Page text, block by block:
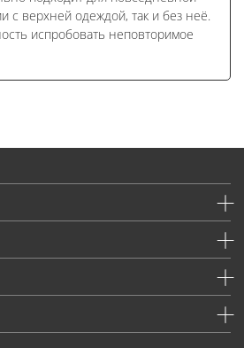
с верхней одеждой, так и без неё.
испробовать неповторимое